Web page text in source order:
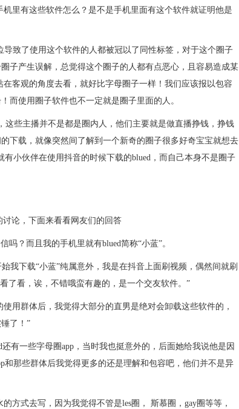
里有这些软件怎么？是不是手机里面有这个软件就证明他是
导致了使用这个软件的人都被冠以了同性标签，对于这个圈子
子产生误解，总觉得这个圈子的人都有点恶心，且容易造成某
客观的角度去看，就好比字母圈子一样！我们应该报以包容
而使用圈子软件也不一定就是圈子里面的人。
这些主播并不是都是圈内人，他们主要就是做直播挣钱，挣钱
下载，就像突然间了解到一个新奇的圈子很多好奇宝宝就想去
小伙伴在使用抖音的时候下载的blued，而自己本身不是圈子
论，下面来看看网友们的回答
吗？而且我的手机里就有blued简称“小蓝”。
我下载“小蓝”纯属意外，我是在抖音上面刷视频，偶然间就刷
了看，诶，不错哦蛮有趣的，是一个交友软件。”
用群体后，我觉得大部分的直男是绝对会卸载这些软件的，
了！”
有一些字母圈app，当时我也挺意外的，后面她给我说他是因
和那些群体后我觉得更多的还是理解和包容吧，他们并不是异
方式去写，因为我觉得不管是les圈， 斯慕圈，gay圈等等，